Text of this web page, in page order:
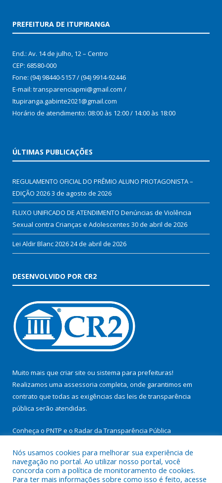
PREFEITURA DE ITUPIRANGA
End.: Av. 14 de julho, 12 – Centro
CEP: 68580-000
Fone: (94) 98440-5157 / (94) 9914-92446
E-mail: transparenciapmi@gmail.com /
Itupiranga.gabinte2021@gmail.com
Horário de atendimento: 08:00 às 12:00 / 14:00 às 18:00
ÚLTIMAS PUBLICAÇÕES
REGULAMENTO OFICIAL DO PRÊMIO ALUNO PROTAGONISTA –
EDIÇÃO 20263 de agosto de 2026
FLUXO UNIFICADO DE ATENDIMENTO Denúncias de Violência
Sexual contra Crianças e Adolescentes 30 de abril de 2026
Lei Aldir Blanc 202624 de abril de 2026
DESENVOLVIDO POR CR2
Muito mais que criar site ou sistema para prefeituras!
Realizamos uma assessoria completa, onde garantimos em
contrato que todas as exigências das leis de transparência
pública serão atendidas.
Conheça o PNTP e o Radar da Transparência Pública
Nós usamos cookies para melhorar sua experiência de
navegação no portal. Ao utilizar nosso portal, você
concorda com a política de monitoramento de cookies.
Para ter mais informações sobre como isso é feito, acesse